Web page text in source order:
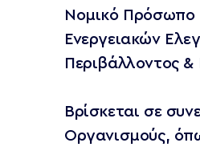
Νομικό Πρόσωπο
Ενεργειακών
Περιβάλλοντος &
Βρίσκεται σε
Οργανισμούς,